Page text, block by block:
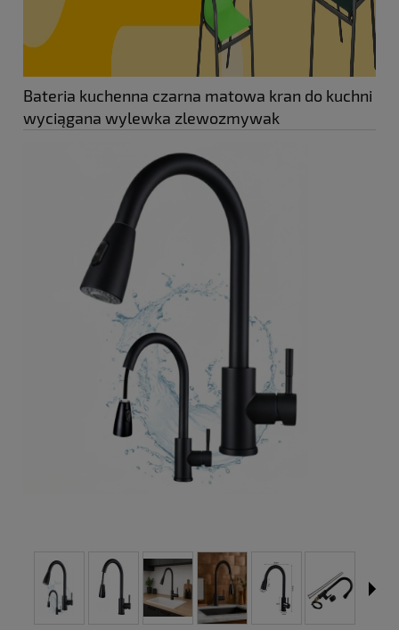
Bateria kuchenna czarna matowa kran do kuchni
wyciągana wylewka zlewozmywak